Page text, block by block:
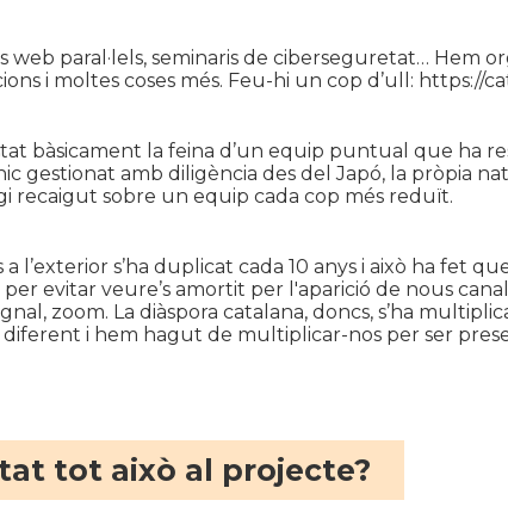
paral·lels, seminaris de ciberseguretat… Hem
i moltes coses més. Feu-hi un cop d’ull: https://
bàsicament la feina d’un equip puntual que ha
gestionat amb diligència des del Japó, la pròpia
recaigut sobre un equip cada cop més reduït.
l’exterior s’ha duplicat cada 10 anys i això ha fet
evitar veure’s amortit per l'aparició de nous
zoom. La diàspora catalana, doncs, s’ha
diferent i hem hagut de multiplicar-nos per ser
tot això al projecte?